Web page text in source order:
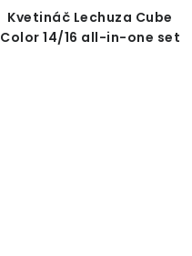
Kvetináč Lechuza Cube
Color 14/16 all-in-one set